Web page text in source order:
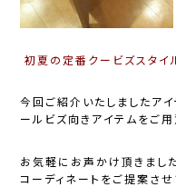
初夏の定番クービズスタイ
今回ご紹介いたしましたア
ールビズ向きアイテムをご用
お気軽にお声かけ頂きまし
コーディネートをご提案させ